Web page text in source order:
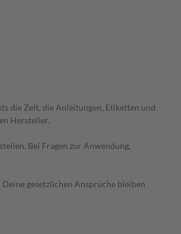
die Zeit, die Anleitungen, Etiketten und
Hersteller.
Bei Fragen zur Anwendung,
gesetzlichen Ansprüche bleiben